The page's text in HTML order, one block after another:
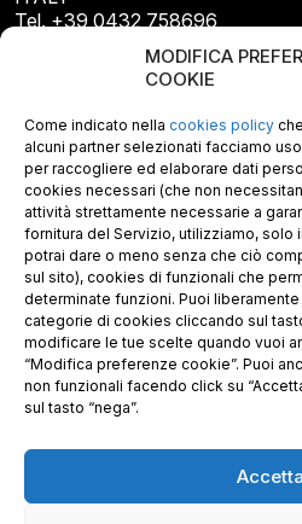
MODIFICA
COOKIE
Come indicato nella cookies policy
alcuni partner selezionati facciamo
per raccogliere ed elaborare dati
cookies necessari (che non
attività strettamente necessarie a
fornitura del Servizio, utilizziamo, solo
potrai dare o meno senza che ciò
sul sito), cookies di funzionali che
determinate funzioni. Puoi
categorie di cookies cliccando sul
modificare le tue scelte quando vuoi
“Modifica preferenze cookie”. Puoi
non funzionali facendo click su
sul tasto “nega”.
Accetta
Tel. +39 0432 758696
E-mail: info@gecopan.it
E-mail PEC: gecopan@pec.it
P.I. E C.F. 02487660306
N. REA UD 264834
Capitale sociale € 30.000
Richiedi i nostri prodotti certificati